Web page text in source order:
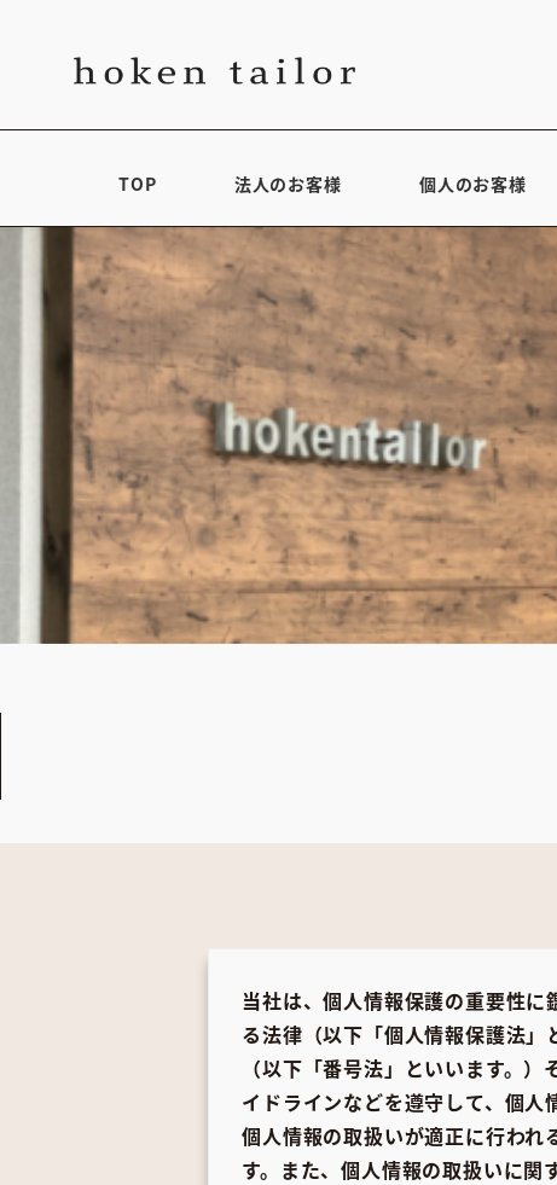
TOP 法人のお客様 個人のお客様
当社は、個人情報保護の重要性
る法律（以下「個人情報保護法
（以下「番号法」といいます。
イドラインなどを遵守して、個人
個人情報の取扱いが適正に行われ
す。また、個人情報の取扱いに